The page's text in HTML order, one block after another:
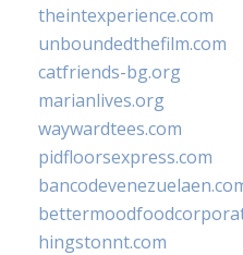
theintexperience.com
unboundedthefilm.com
catfriends-bg.org
marianlives.org
waywardtees.com
pidfloorsexpress.com
hingstonnt.com